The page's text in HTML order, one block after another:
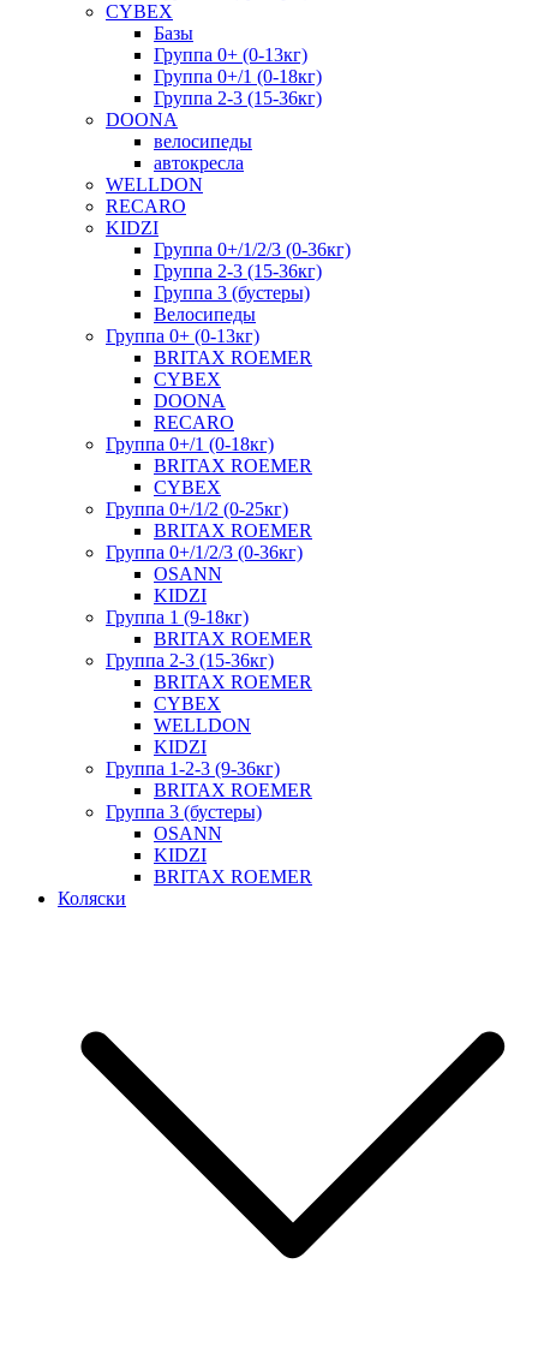
CYBEX
Базы
Группа 0+ (0-13кг)
Группа 0+/1 (0-18кг)
Группа 2-3 (15-36кг)
DOONA
велосипеды
автокресла
WELLDON
RECARO
KIDZI
Группа 0+/1/2/3 (0-36кг)
Группа 2-3 (15-36кг)
Группа 3 (бустеры)
Велосипеды
Группа 0+ (0-13кг)
BRITAX ROEMER
CYBEX
DOONA
RECARO
Группа 0+/1 (0-18кг)
BRITAX ROEMER
CYBEX
Группа 0+/1/2 (0-25кг)
BRITAX ROEMER
Группа 0+/1/2/3 (0-36кг)
OSANN
KIDZI
Группа 1 (9-18кг)
BRITAX ROEMER
Группа 2-3 (15-36кг)
BRITAX ROEMER
CYBEX
WELLDON
KIDZI
Группа 1-2-3 (9-36кг)
BRITAX ROEMER
Группа 3 (бустеры)
OSANN
KIDZI
BRITAX ROEMER
Коляски